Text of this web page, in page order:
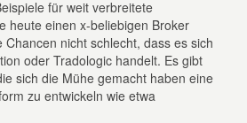
für weit verbreitete
heute einen x-beliebigen Broker
Chancen nicht schlecht, dass es sich
oder Tradologic handelt. Es gibt
sich die Mühe gemacht haben eine
zu entwickeln wie etwa